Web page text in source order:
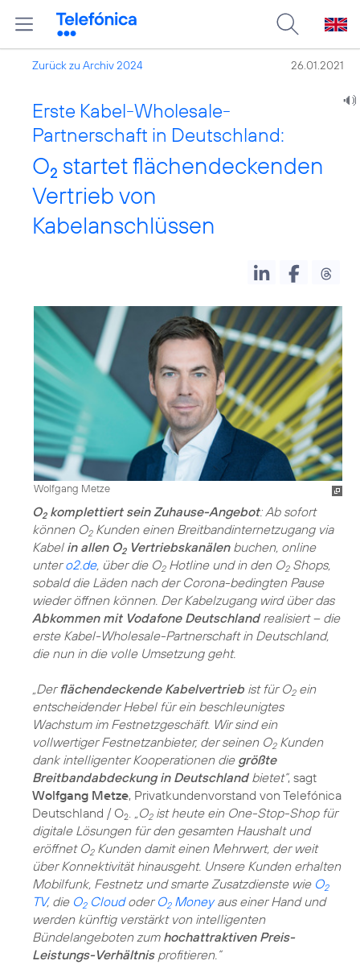
Zurück zu Archiv 2024 26.01.2021
Erste Kabel-Wholesale-
Partnerschaft in Deutschland:
O2 startet flächendeckenden
Vertrieb von
Kabelanschlüssen
Wolfgang Metze
O2komplettiert sein Zuhause-Angebot: Ab sofort
können O2Kunden einen Breitbandinternetzugang via
Kabel in allen O2Vertriebskanälenbuchen, online
untero2.de, über die O2Hotline und in den O2Shops,
sobald die Läden nach der Corona-bedingten Pause
wieder öffnen können. Der Kabelzugang wird über das
Abkommen mit Vodafone Deutschlandrealisiert – die
erste Kabel-Wholesale-Partnerschaft in Deutschland,
die nun in die volle Umsetzung geht.
„Der flächendeckende Kabelvertrieb ist für O2ein
entscheidender Hebel für ein beschleunigtes
Wachstum im Festnetzgeschäft. Wir sind ein
vollwertiger Festnetzanbieter, der seinen O2Kunden
dank intelligenter Kooperationen die größte
Breitbandabdeckung in Deutschlandbietet“, sagt
Wolfgang Metze, Privatkundenvorstand von Telefónica
Deutschland / O2 „O2ist heute ein One-Stop-Shop für
digitale Lösungen für den gesamten Haushalt und
eröffnet O2Kunden damit einen Mehrwert, der weit
über Konnektivität hinausgeht. Unsere Kunden erhalten
Mobilfunk, Festnetz und smarte Zusatzdienste wie O2
TV, die O2Cloudoder O2Moneyaus einer Hand und
werden künftig verstärkt von intelligenten
Bündelangeboten zum hochattraktiven Preis-
Leistungs-Verhältnisprofitieren.“